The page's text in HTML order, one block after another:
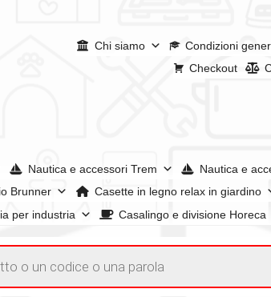
Chi siamo Condizioni
Checkout
Nautica e accessori Trem Nautica e
Brunner
Casette in legno relax in giardino
per industria
Casalingo e divisione Horeca
Condizioni generaliConfrontaConfrontaI
le categorie dei prodottiWishlistCheckoutIl